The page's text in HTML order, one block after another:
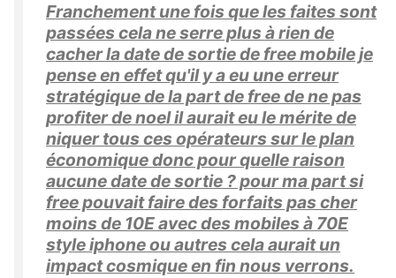
Franchement une fois que les faites sont
passées cela ne serre plus à rien de
cacher la date de sortie de free mobile je
pense en effet qu'il y a eu une erreur
stratégique de la part de free de ne pas
profiter de noel il aurait eu le mérite de
niquer tous ces opérateurs sur le plan
économique donc pour quelle raison
aucune date de sortie ? pour ma part si
free pouvait faire des forfaits pas cher
moins de 10E avec des mobiles à 70E
style iphone ou autres cela aurait un
impact cosmique en fin nous verrons.